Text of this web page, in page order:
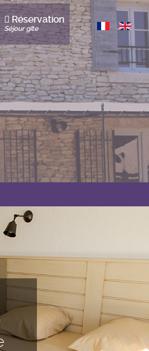
Réservation
Séjour gîte